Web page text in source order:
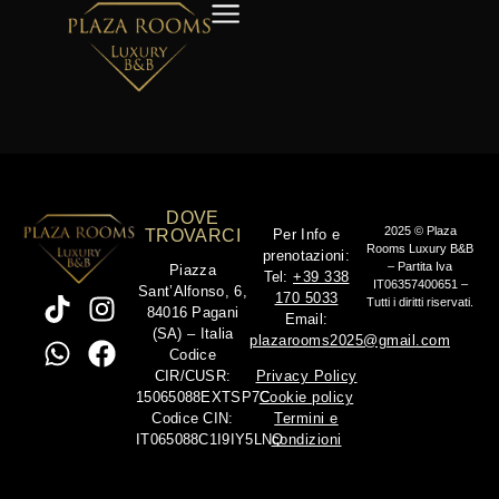
DOVE
TROVARCI
Piazza
Sant’Alfonso, 6,
84016 Pagani
(SA) – Italia
Codice
CIR/CUSR:
15065088EXTSP7C
Codice CIN:
IT065088C1I9IY5LNQ
Per Info e
prenotazioni:
Tel: +39 338
170 5033
Email:
plazarooms2025@gmail.com
Privacy Policy
Cookie policy
Termini e
condizioni
2025 © Plaza
Rooms Luxury B&B
– Partita Iva
IT06357400651 –
Tutti i diritti riservati.